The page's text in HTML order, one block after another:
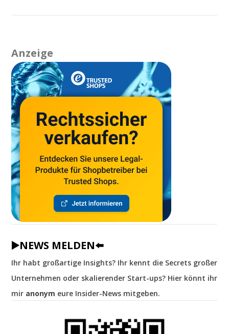
Anzeige
▶️NEWS MELDEN⬅️
Ihr habt großartige Insights? Ihr kennt die Secrets großer
Unternehmen oder skalierender Start-ups? Hier könnt ihr
mir anonym eure Insider-News mitgeben.